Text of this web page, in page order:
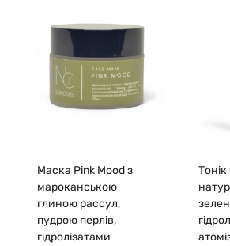
₴565.00
Маска Pink Mood з
мароканською
глиною рассул,
пудрою перлів,
гідролізатами
Тонік